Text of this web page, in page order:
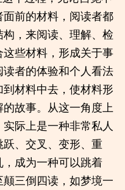
前的材料，阅读者都
，来阅读、理解、检
些材料，形成关于事
者的体验和个人看法
材料中去，使材料形
故事。从这一角度上
际上是一种非常私人
、交叉、变形、重
成为一种可以跳着
三倒四读，如梦境一